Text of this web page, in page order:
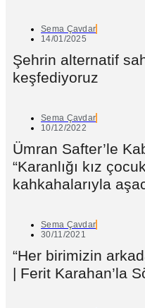
Sema Çavdar
14/01/2025
Şehrin alternatif
keşfediyoruz
Sema Çavdar
10/12/2022
Ümran Safter’le
“Karanlığı kız
kahkahalarıyla
Sema Çavdar
30/11/2021
“Her birimizin
| Ferit Karahan’la